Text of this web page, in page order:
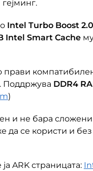
Intel Turbo Boost 2.0
Intel Smart Cacheму
прави
Поддржува DDR4
)
и не бара
да се користи и
ARK страницата: